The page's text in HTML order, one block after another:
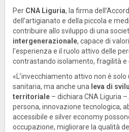
Per CNA Liguria, la firma
dell’artigianato e della piccola e
contribuire allo sviluppo di una
intergenerazionale, capace di
l’esperienza e il ruolo attivo delle
contrastando isolamento, fragilità e
«L’invecchiamento attivo non è
sanitaria, ma anche una leva di
territoriale – dichiara CNA Liguria
persona, innovazione tecnologica,
accessibile e silver economy
occupazione, migliorare la qualità